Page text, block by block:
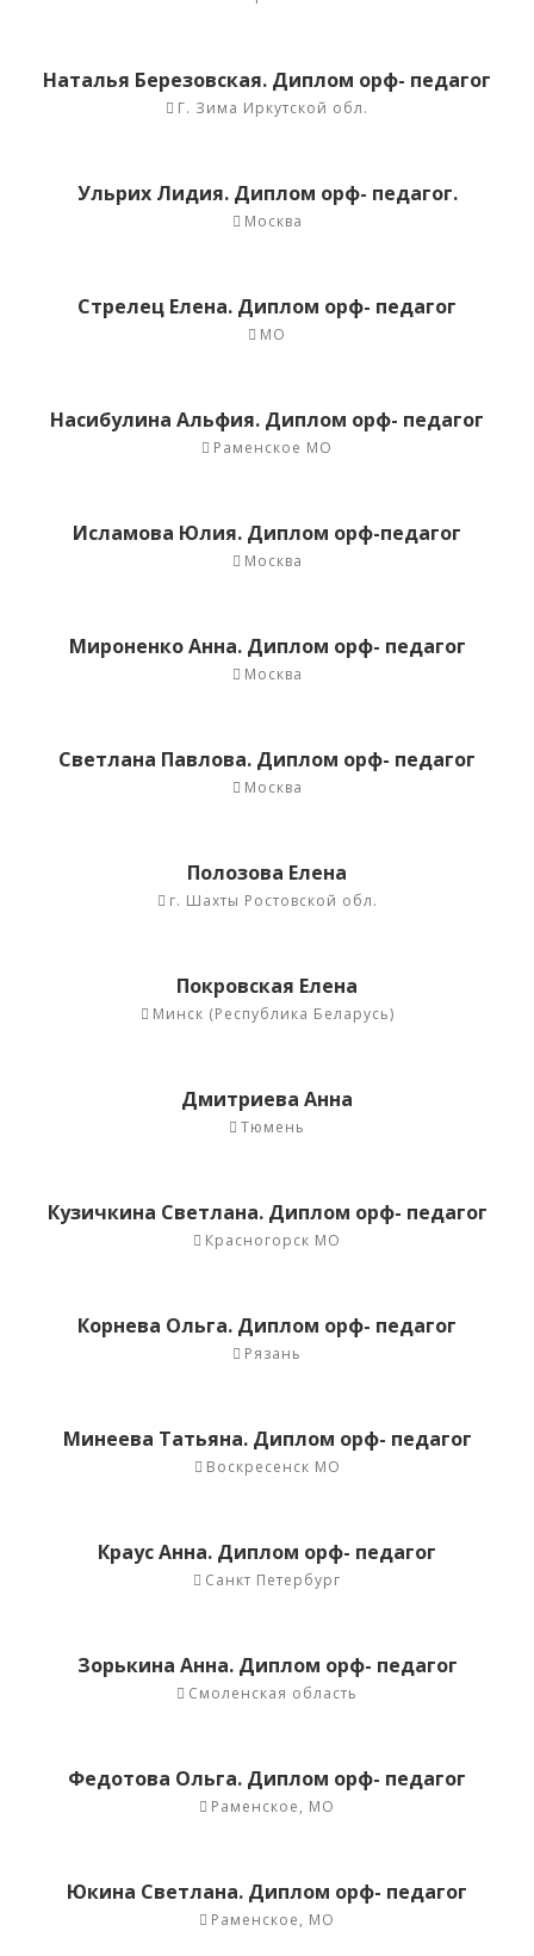
Наталья Березовская. Диплом орф- педагог
Г. Зима Иркутской обл.
Ульрих Лидия. Диплом орф- педагог.
Москва
Стрелец Елена. Диплом орф- педагог
МО
Насибулина Альфия. Диплом орф- педагог
Раменское МО
Исламова Юлия. Диплом орф-педагог
Москва
Мироненко Анна. Диплом орф- педагог
Москва
Светлана Павлова. Диплом орф- педагог
Москва
Полозова Елена
г. Шахты Ростовской обл.
Покровская Елена
Минск (Республика Беларусь)
Дмитриева Анна
Тюмень
Кузичкина Светлана. Диплом орф- педагог
Красногорск МО
Корнева Ольга. Диплом орф- педагог
Рязань
Минеева Татьяна. Диплом орф- педагог
Воскресенск МО
Краус Анна. Диплом орф- педагог
Санкт Петербург
Зорькина Анна. Диплом орф- педагог
Смоленская область
Федотова Ольга. Диплом орф- педагог
Раменское, МО
Юкина Светлана. Диплом орф- педагог
Раменское, МО